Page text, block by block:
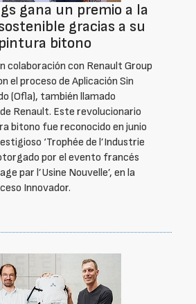
gana un premio a la
gracias a su
bitono
colaboración con Renault Group
el proceso de Aplicación Sin
(Ofla), también llamado
Renault. Este revolucionario
bitono fue reconocido en junio
‘Trophée de l’Industrie
por el evento francés
par l’Usine Nouvelle’, en la
Innovador.